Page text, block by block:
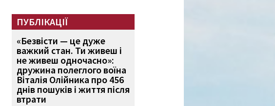
ПУБЛІКАЦІЇ
«Безвісти — це дуже
важкий стан. Ти живеш і
не живеш одночасно»:
дружина полеглого воїна
Віталія Олійника про 456
днів пошуків і життя після
втрати